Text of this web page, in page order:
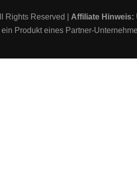
Rights Reserved | Affiliate Hinweis:
Produkt eines Partner-